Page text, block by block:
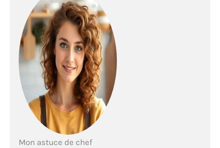
Mon astuce de chef